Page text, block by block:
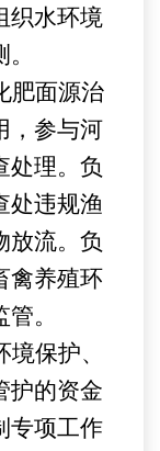
织水环境
肥面源治
，参与河
处理。负
处违规渔
放流。负
禽养殖环
。
保护、
护的资金
专项工作